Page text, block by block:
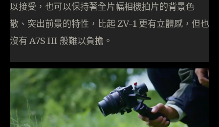
以接受，也可以保持著全片幅相機拍片的背景色
散、突出前景的特性，比起 ZV-1 更有立體感，但也
沒有 A7S III 般難以負擔。